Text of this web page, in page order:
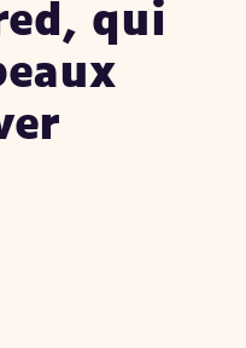
qui